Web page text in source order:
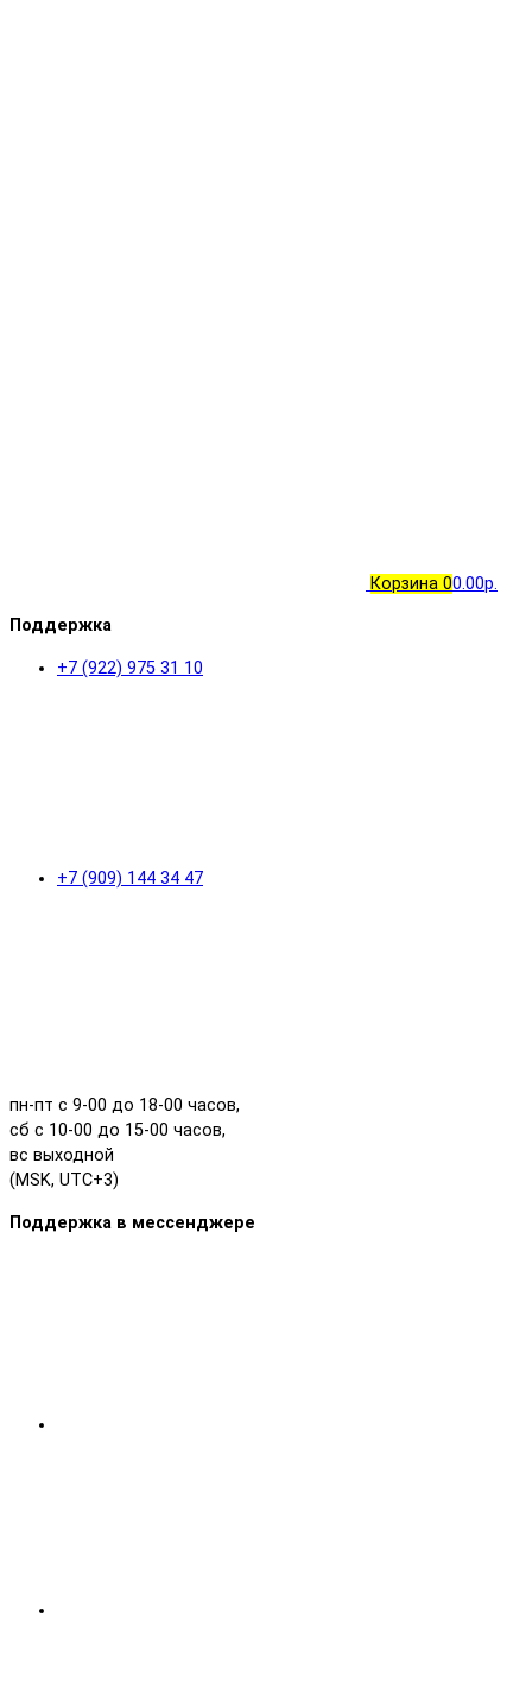
Корзина 00.00р.
Поддержка
+7 (922) 975 31 10
+7 (909) 144 34 47
пн-пт с 9-00 до 18-00 часов,
сб с 10-00 до 15-00 часов,
вс выходной
(MSK, UTC+3)
Поддержка в мессенджере